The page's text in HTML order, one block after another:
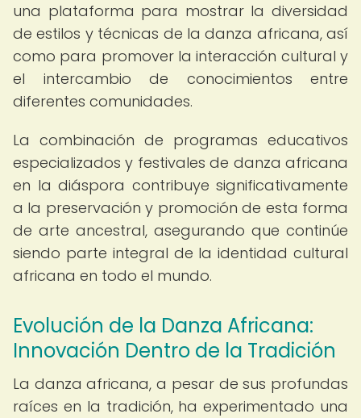
una plataforma para mostrar la diversidad
de estilos y técnicas de la danza africana, así
como para promover la interacción cultural y
el intercambio de conocimientos entre
diferentes comunidades.
La combinación de programas educativos
especializados y festivales de danza africana
en la diáspora contribuye significativamente
a la preservación y promoción de esta forma
de arte ancestral, asegurando que continúe
siendo parte integral de la identidad cultural
africana en todo el mundo.
Evolución de la Danza Africana:
Innovación Dentro de la Tradición
La danza africana, a pesar de sus profundas
raíces en la tradición, ha experimentado una